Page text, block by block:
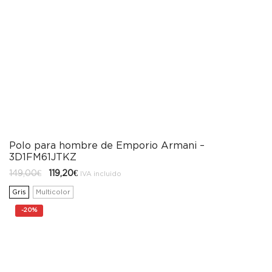
Polo para hombre de Emporio Armani –
3D1FM61JTKZ
149,00€
El
original
era:
119,20€ElIVA incluido
Gris Multicolor
-20%